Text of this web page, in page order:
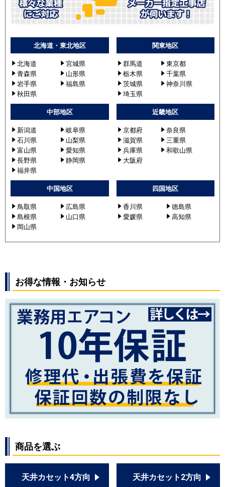
北海道・東北地区
北海道
宮城県
青森県
山形県
岩手県
福島県
秋田県
関東地区
群馬道
東京都
栃木県
千葉県
茨城県
神奈川県
埼玉県
中部地区
新潟道
岐阜県
石川県
山梨県
富山県
愛知県
長野県
静岡県
福井県
近畿地区
京都府
奈良県
滋賀県
三重県
兵庫県
和歌山県
大阪府
中国地区
鳥取県
広島県
島根県
山口県
岡山県
四国地区
香川県
徳島県
愛媛県
高知県
お得な情報・お知らせ
商品を選ぶ
天井カセット4方向 天井カセット2方向